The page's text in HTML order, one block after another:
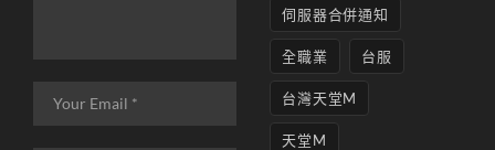
伺服器合併通知
全職業 台服
台灣天堂M
天堂M